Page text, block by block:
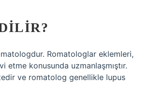
Romatologlar eklemleri,
etme konusunda uzmanlaşmıştır.
ve romatolog genellikle lupus